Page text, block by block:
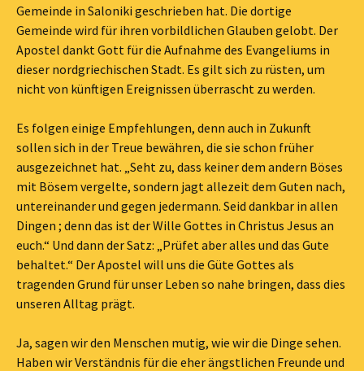
Gemeinde in Saloniki geschrieben hat. Die dortige
Gemeinde wird für ihren vorbildlichen Glauben gelobt. Der
Apostel dankt Gott für die Aufnahme des Evangeliums in
dieser nordgriechischen Stadt. Es gilt sich zu rüsten, um
nicht von künftigen Ereignissen überrascht zu werden.
Es folgen einige Empfehlungen, denn auch in Zukunft
sollen sich in der Treue bewähren, die sie schon früher
ausgezeichnet hat. „Seht zu, dass keiner dem andern Böses
mit Bösem vergelte, sondern jagt allezeit dem Guten nach,
untereinander und gegen jedermann. Seid dankbar in allen
Dingen ; denn das ist der Wille Gottes in Christus Jesus an
euch.“ Und dann der Satz: „Prüfet aber alles und das Gute
behaltet.“ Der Apostel will uns die Güte Gottes als
tragenden Grund für unser Leben so nahe bringen, dass dies
unseren Alltag prägt.
Ja, sagen wir den Menschen mutig, wie wir die Dinge sehen.
Haben wir Verständnis für die eher ängstlichen Freunde und